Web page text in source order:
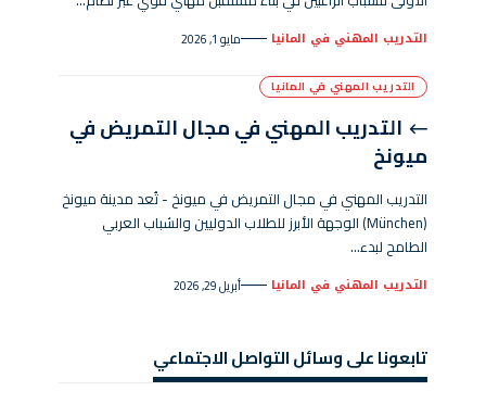
التدريب المهني في المانيا مايو 1, 2026
التدريب المهني في المانيا
التدريب المهني في مجال التمريض في
ميونخ
التدريب المهني في مجال التمريض في ميونخ - تُعد مدينة ميونخ
(München) الوجهة الأبرز للطلاب الدوليين والشباب العربي
الطامح لبدء…
التدريب المهني في المانيا أبريل 29, 2026
تابعونا على وسائل التواصل الاجتماعي